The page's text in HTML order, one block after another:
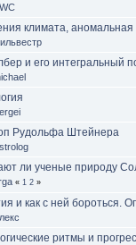
климата, аномальная
и его интегральный
Рудольфа Штейнера
ли ученые природу
« 1 2 »
и как с ней бороться.
ритмы и